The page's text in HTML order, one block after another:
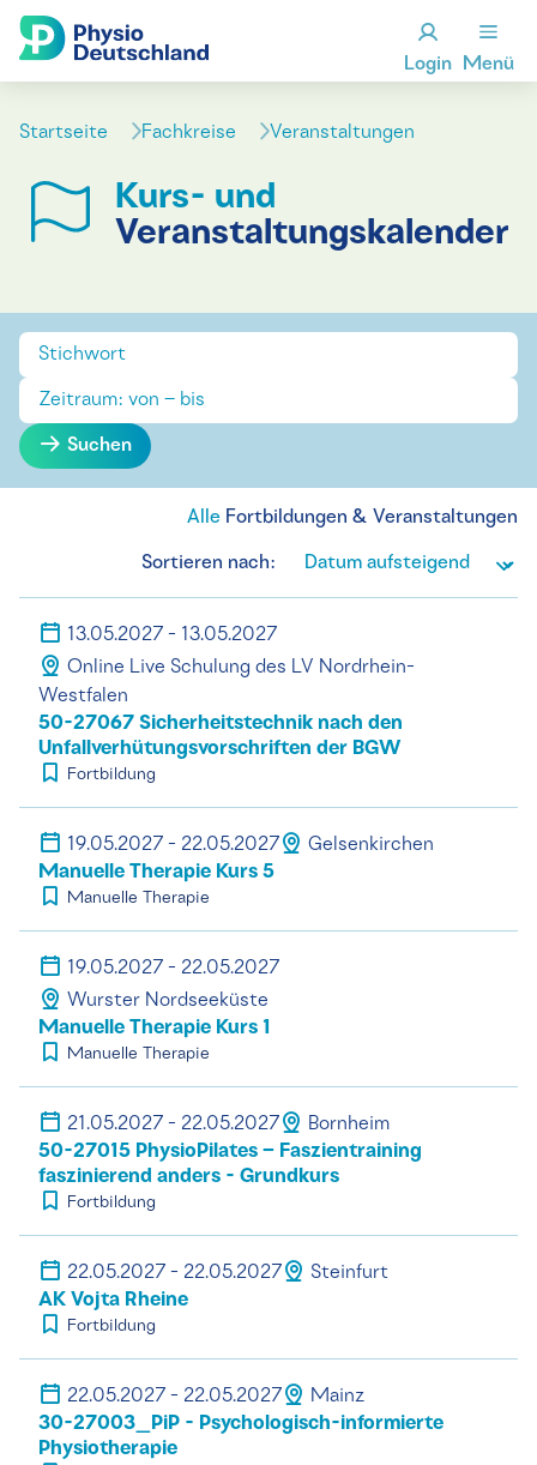
Login Menü
Startseite Fachkreise Veranstaltungen
Kurs- und
Veranstaltungskalender
Suchen
Alle Fortbildungen & Veranstaltungen
Sortieren nach:
13.05.2027 - 13.05.2027
Online Live Schulung des LV Nordrhein-
Westfalen
50-27067 Sicherheitstechnik nach den
Unfallverhütungsvorschriften der BGW
Fortbildung
19.05.2027 - 22.05.2027 Gelsenkirchen
Manuelle Therapie Kurs 5
Manuelle Therapie
19.05.2027 - 22.05.2027
Wurster Nordseeküste
Manuelle Therapie Kurs 1
Manuelle Therapie
21.05.2027 - 22.05.2027 Bornheim
50-27015 PhysioPilates – Faszientraining
faszinierend anders - Grundkurs
Fortbildung
22.05.2027 - 22.05.2027 Steinfurt
AK Vojta Rheine
Fortbildung
22.05.2027 - 22.05.2027 Mainz
30-27003_PiP - Psychologisch-informierte
Physiotherapie